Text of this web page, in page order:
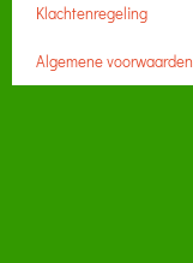
Klachtenregeling
Algemene voorwaarden